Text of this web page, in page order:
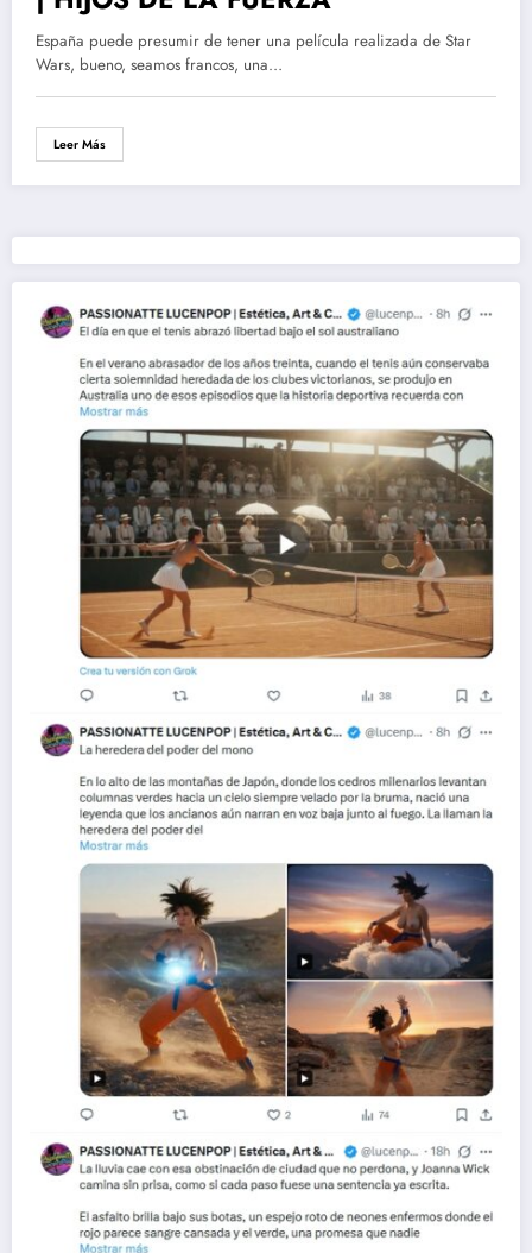
España puede presumir de tener una película realizada de Star
Wars, bueno, seamos francos, una…
Leer Más